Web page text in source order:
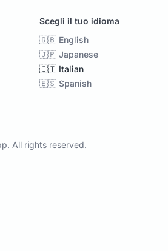
Scegli il tuo idioma
🇬🇧 English
🇯🇵 Japanese
🇮🇹 Italian
🇪🇸 Spanish
All rights reserved.